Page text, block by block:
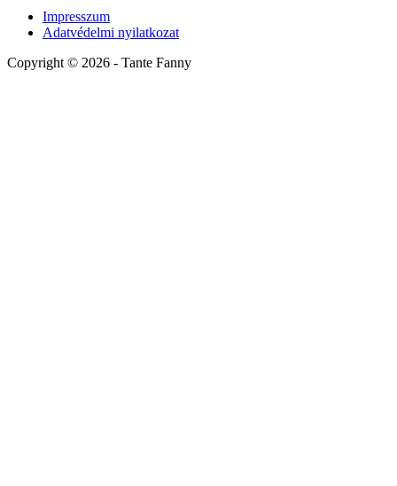
Impresszum
Adatvédelmi nyilatkozat
Copyright © 2026 - Tante Fanny